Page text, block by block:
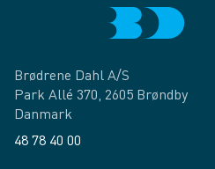
Brødrene Dahl A/S
Park Allé 370, 2605 Brøndby
Danmark
48 78 40 00